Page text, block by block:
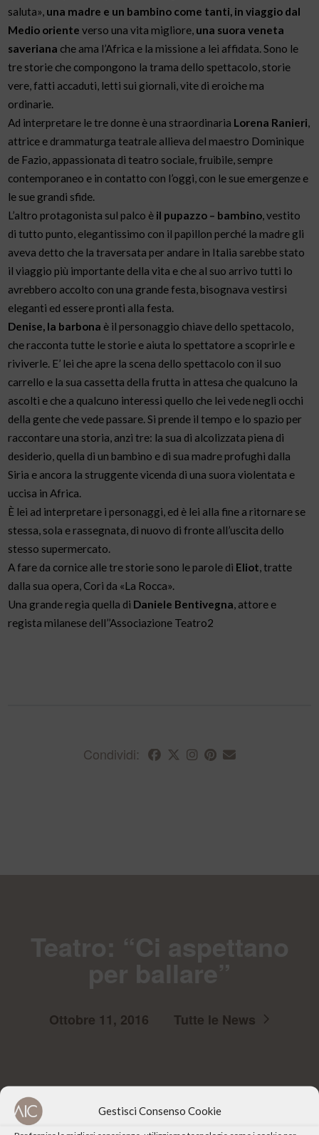
Gestisci Consenso Cookie
saluta», una madre e un bambino come tanti, in viaggio dal
Medio orienteverso una vita migliore, una suora veneta
saveriana che ama l’Africa e la missione a lei affidata. Sono le
tre storie che compongono la trama dello spettacolo, storie
vere, fatti accaduti, letti sui giornali, vite di eroiche ma
ordinarie.
Ad interpretare le tre donne è una straordinaria Lorena Ranieri
attrice e drammaturga teatrale allieva del maestro Dominique
de Fazio, appassionata di teatro sociale, fruibile, sempre
contemporaneo e in contatto con l’oggi, con le sue emergenze e
le sue grandi sfide.
L’altro protagonista sul palco è il pupazzo – bambino , vestito
di tutto punto, elegantissimo con il papillon perché la madre gli
aveva detto che la traversata per andare in Italia sarebbe stato
il viaggio più importante della vita e che al suo arrivo tutti lo
avrebbero accolto con una grande festa, bisognava vestirsi
eleganti ed essere pronti alla festa.
Denise, la barbona è il personaggio chiave dello spettacolo,
che racconta tutte le storie e aiuta lo spettatore a scoprirle e
riviverle. E’ lei che apre la scena dello spettacolo con il suo
carrello e la sua cassetta della frutta in attesa che qualcuno la
ascolti e che a qualcuno interessi quello che lei vede negli occhi
della gente che vede passare. Si prende il tempo e lo spazio per
raccontare una storia, anzi tre: la sua di alcolizzata piena di
desiderio, quella di un bambino e di sua madre profughi dalla
Siria e ancora la struggente vicenda di una suora violentata e
uccisa in Africa.
È lei ad interpretare i personaggi, ed è lei alla fine a ritornare se
stessa, sola e rassegnata, di nuovo di fronte all’uscita dello
stesso supermercato.
A fare da cornice alle tre storie sono le parole di Eliot , tratte
dalla sua opera, Cori da «La Rocca».
Una grande regia quella di Daniele Bentivegna , attore e
regista milanese dell’’Associazione Teatro2
Condividi:
Ottobre 11, 2016 Tutte le News